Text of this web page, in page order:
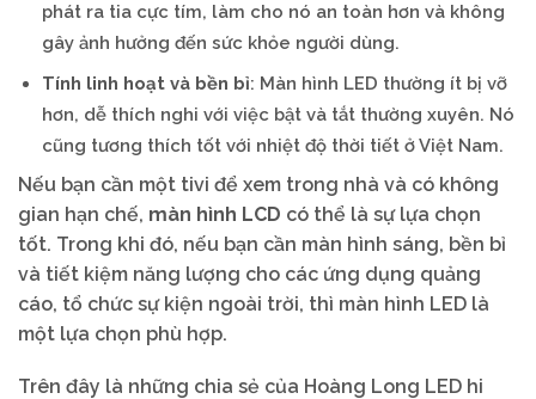
phát ra tia cực tím, làm cho nó an toàn hơn và không
gây ảnh hưởng đến sức khỏe người dùng.
Tính linh hoạt và bền bỉ: Màn hình LED thường ít bị vỡ
hơn, dễ thích nghi với việc bật và tắt thường xuyên. Nó
cũng tương thích tốt với nhiệt độ thời tiết ở Việt Nam.
Nếu bạn cần một tivi để xem trong nhà và có không
gian hạn chế, màn hình LCD có thể là sự lựa chọn
tốt. Trong khi đó, nếu bạn cần màn hình sáng, bền bỉ
và tiết kiệm năng lượng cho các ứng dụng quảng
cáo, tổ chức sự kiện ngoài trời, thì màn hình LED là
một lựa chọn phù hợp.
Trên đây là những chia sẻ của Hoàng Long LED hi